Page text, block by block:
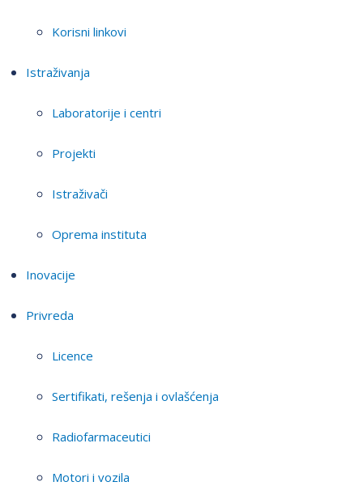
Korisni linkovi
Istraživanja
Laboratorije i centri
Projekti
Istraživači
Oprema instituta
Inovacije
Privreda
Licence
Sertifikati, rešenja i ovlašćenja
Radiofarmaceutici
Motori i vozila